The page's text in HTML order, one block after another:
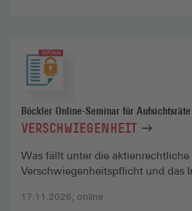
Böckler Online-Seminar für Aufsichtsräte
VERSCHWIEGENHEIT
17.11.2026, online
Was fällt unter die aktienrechtliche
Verschwiegenheitspflicht und das